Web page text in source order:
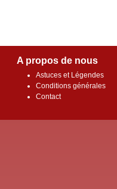
A propos de nous
Astuces et Légendes
Conditions générales
Contact